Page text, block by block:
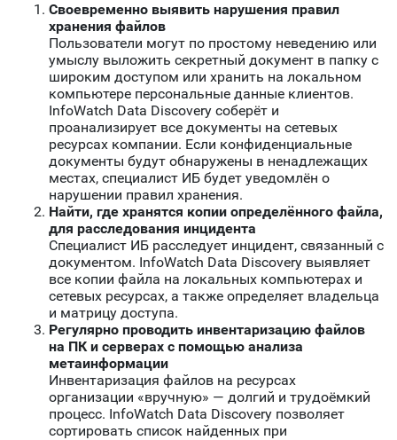
Своевременно выявить нарушения правил
хранения файлов
Пользователи могут по простому неведению или
умыслу выложить секретный документ в папку с
широким доступом или хранить на локальном
компьютере персональные данные клиентов.
InfoWatch Data Discovery соберёт и
проанализирует все документы на сетевых
ресурсах компании. Если конфиденциальные
документы будут обнаружены в ненадлежащих
местах, специалист ИБ будет уведомлён о
нарушении правил хранения.
Найти, где хранятся копии определённого файла,
для расследования инцидента
Специалист ИБ расследует инцидент, связанный с
документом. InfoWatch Data Discovery выявляет
все копии файла на локальных компьютерах и
сетевых ресурсах, а также определяет владельца
и матрицу доступа.
Регулярно проводить инвентаризацию файлов
на ПК и серверах с помощью анализа
метаинформации
Инвентаризация файлов на ресурсах
организации «вручную» — долгий и трудоёмкий
процесс. InfoWatch Data Discovery позволяет
сортировать список найденных при